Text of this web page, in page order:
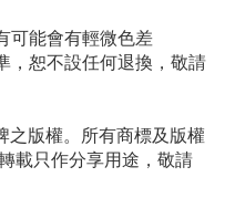
可能會有輕微色差
，恕不設任何退換，敬請
版權。所有商標及版權
載只作分享用途，敬請